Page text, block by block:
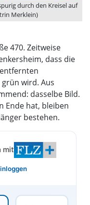
durch den Kreisel auf
Merklein)
470. Zeitweise
dass die
wird. Aus
dasselbe Bild.
Ende hat, bleiben
bestehen.
mit